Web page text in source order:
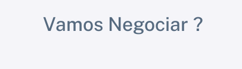
Vamos Negociar ?